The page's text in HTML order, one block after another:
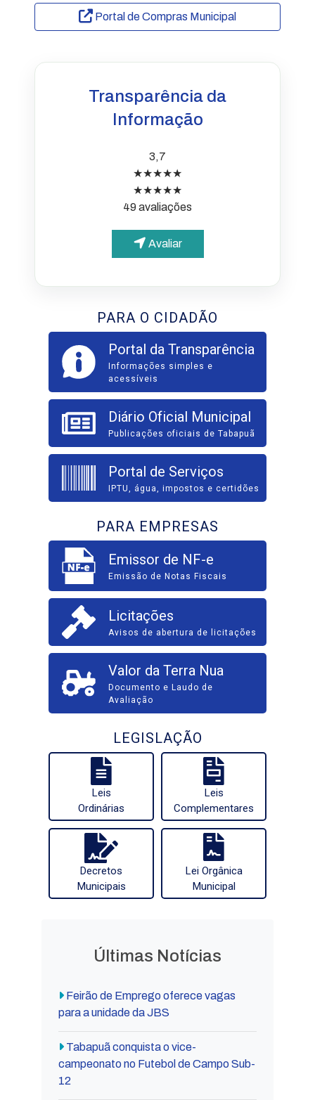
Portal de Compras Municipal
Transparência da
Informação
3,7
★★★★★
★★★★★
49 avaliações
Avaliar
PARA O CIDADÃO
Portal da Transparência
Informações simples e
acessíveis
Diário Oficial Municipal
Publicações oficiais de Tabapuã
Portal de Serviços
IPTU, água, impostos e certidões
PARA EMPRESAS
Emissor de NF-e
Emissão de Notas Fiscais
Licitações
Avisos de abertura de licitações
Valor da Terra Nua
Documento e Laudo de
Avaliação
LEGISLAÇÃO
Leis
Ordinárias
Leis
Complementares
Decretos
Municipais
Lei Orgânica
Municipal
Últimas Notícias
Feirão de Emprego oferece vagas
para a unidade da JBS
Tabapuã conquista o vice-
campeonato no Futebol de Campo Sub-
12